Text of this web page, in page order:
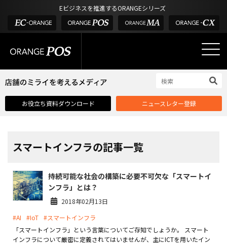
Eビジネスを推進するORANGEシリーズ
タッチパネル式カスタマーディスプレイ
インフラ環境・サポート
酒販・ワイン
サロン
DX推進支援
導入・補助金
デジタル化・AI導入補助金
POS お役立ち情報
店舗のミライを考えるメディア
03-6432-0346
電話受付：平日 10:00~17:00
お役立ち資料ダウンロード ニュースレター登録
スマートインフラの記事一覧
持続可能な社会の構築に必要不可欠な「スマートイ
ンフラ」とは？
2018年02月13日
#AI
#IoT #スマートインフラ
「スマートインフラ」という言葉についてご存知でしょうか。 スマート
インフラについて厳密に定義されてはいませんが、主にICTを用いたイン